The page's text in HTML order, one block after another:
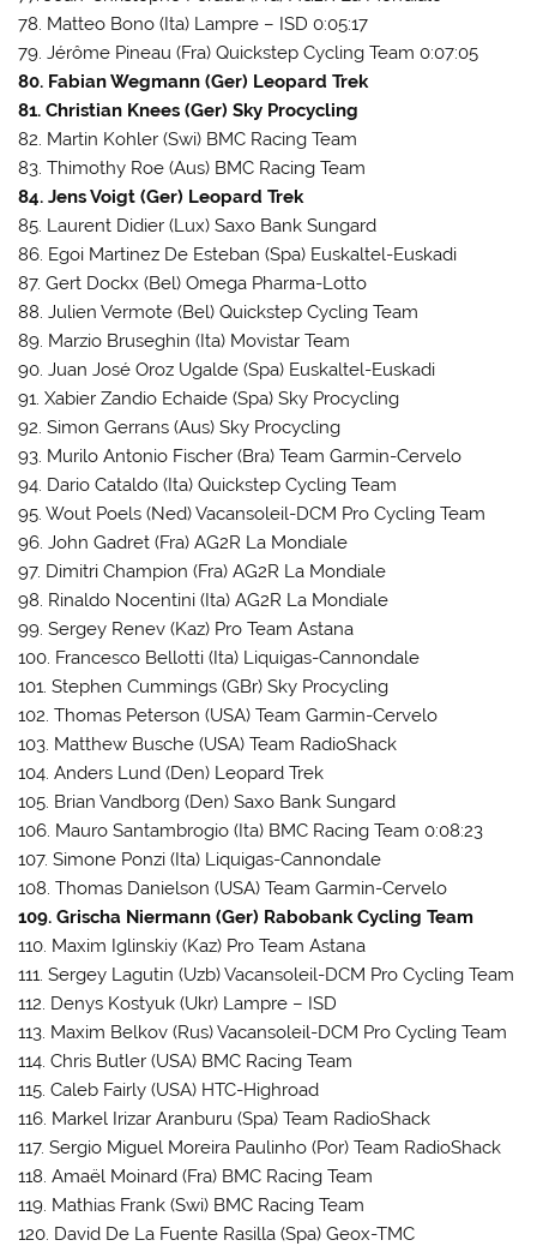
78. Matteo Bono (Ita) Lampre – ISD 0:05:17
79. Jérôme Pineau (Fra) Quickstep Cycling Team 0:07:05
80. Fabian Wegmann (Ger) Leopard Trek
81. Christian Knees (Ger) Sky Procycling
82. Martin Kohler (Swi) BMC Racing Team
83. Thimothy Roe (Aus) BMC Racing Team
84. Jens Voigt (Ger) Leopard Trek
85. Laurent Didier (Lux) Saxo Bank Sungard
86. Egoi Martinez De Esteban (Spa) Euskaltel-Euskadi
87. Gert Dockx (Bel) Omega Pharma-Lotto
88. Julien Vermote (Bel) Quickstep Cycling Team
89. Marzio Bruseghin (Ita) Movistar Team
90. Juan José Oroz Ugalde (Spa) Euskaltel-Euskadi
91. Xabier Zandio Echaide (Spa) Sky Procycling
92. Simon Gerrans (Aus) Sky Procycling
93. Murilo Antonio Fischer (Bra) Team Garmin-Cervelo
94. Dario Cataldo (Ita) Quickstep Cycling Team
95. Wout Poels (Ned) Vacansoleil-DCM Pro Cycling Team
96. John Gadret (Fra) AG2R La Mondiale
97. Dimitri Champion (Fra) AG2R La Mondiale
98. Rinaldo Nocentini (Ita) AG2R La Mondiale
99. Sergey Renev (Kaz) Pro Team Astana
100. Francesco Bellotti (Ita) Liquigas-Cannondale
101. Stephen Cummings (GBr) Sky Procycling
102. Thomas Peterson (USA) Team Garmin-Cervelo
103. Matthew Busche (USA) Team RadioShack
104. Anders Lund (Den) Leopard Trek
105. Brian Vandborg (Den) Saxo Bank Sungard
106. Mauro Santambrogio (Ita) BMC Racing Team 0:08:23
107. Simone Ponzi (Ita) Liquigas-Cannondale
108. Thomas Danielson (USA) Team Garmin-Cervelo
109. Grischa Niermann (Ger) Rabobank Cycling Team
110. Maxim Iglinskiy (Kaz) Pro Team Astana
111. Sergey Lagutin (Uzb) Vacansoleil-DCM Pro Cycling Team
112. Denys Kostyuk (Ukr) Lampre – ISD
113. Maxim Belkov (Rus) Vacansoleil-DCM Pro Cycling Team
114. Chris Butler (USA) BMC Racing Team
115. Caleb Fairly (USA) HTC-Highroad
116. Markel Irizar Aranburu (Spa) Team RadioShack
117. Sergio Miguel Moreira Paulinho (Por) Team RadioShack
118. Amaël Moinard (Fra) BMC Racing Team
119. Mathias Frank (Swi) BMC Racing Team
120. David De La Fuente Rasilla (Spa) Geox-TMC